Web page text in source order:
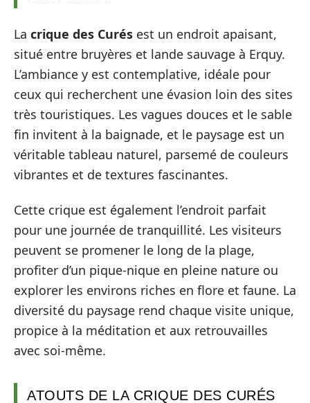
La crique des Curés est un endroit apaisant,
situé entre bruyères et lande sauvage à Erquy.
L’ambiance y est contemplative, idéale pour
ceux qui recherchent une évasion loin des sites
très touristiques. Les vagues douces et le sable
fin invitent à la baignade, et le paysage est un
véritable tableau naturel, parsemé de couleurs
vibrantes et de textures fascinantes.
Cette crique est également l’endroit parfait
pour une journée de tranquillité. Les visiteurs
peuvent se promener le long de la plage,
profiter d’un pique-nique en pleine nature ou
explorer les environs riches en flore et faune. La
diversité du paysage rend chaque visite unique,
propice à la méditation et aux retrouvailles
avec soi-même.
ATOUTS DE LA CRIQUE DES CURÉS